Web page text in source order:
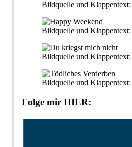
Bildquelle und
Bildquelle und
Bildquelle und
Bildquelle und
Folge mir HIER: